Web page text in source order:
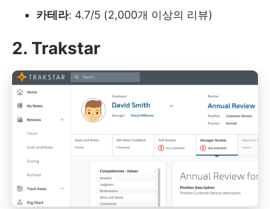
카테라: 4.7/5 (2,000개 이상의 리뷰)
2. Trakstar